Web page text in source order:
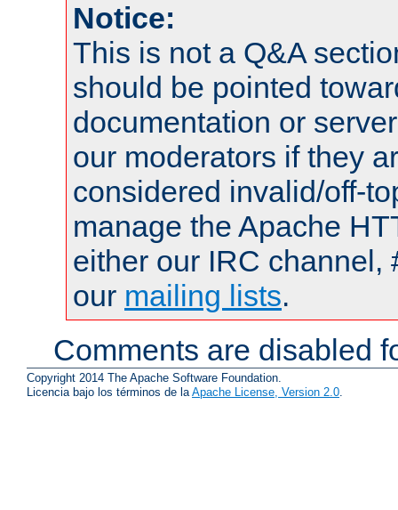
Notice:
This is not a Q&A
should be pointed
documentation or
our moderators if they
considered invalid/off-
manage the Apache
either our IRC channel,
our mailing lists.
Comments are disabled
Copyright 2014 The Apache Software Foundation.
Licencia bajo los términos de la Apache License, Version 2.0